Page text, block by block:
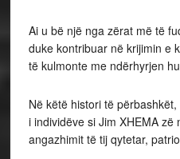
Ai u bë një nga zërat më të
duke kontribuar në krijimin e
të kulmonte me ndërhyrjen
Në këtë histori të
i individëve si Jim XHEMA
angazhimit të tij qytetar,